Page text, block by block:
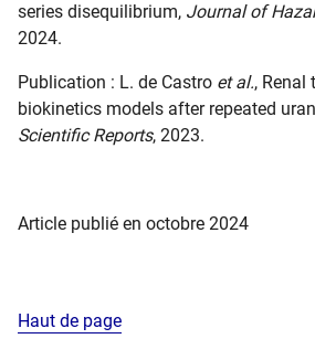
series disequilibrium, Journal of
2024.
Publication : L. de Castro et al., Renal
biokinetics models after repeated
Scientific Reports, 2023.
Article publié en octobre 2024
Haut de page